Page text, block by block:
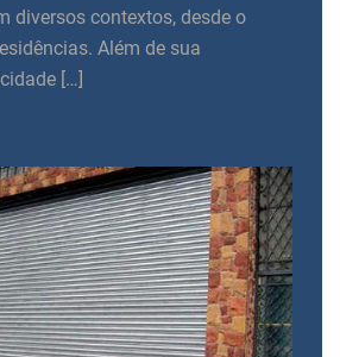
diversos contextos, desde o
Além de sua
[…]